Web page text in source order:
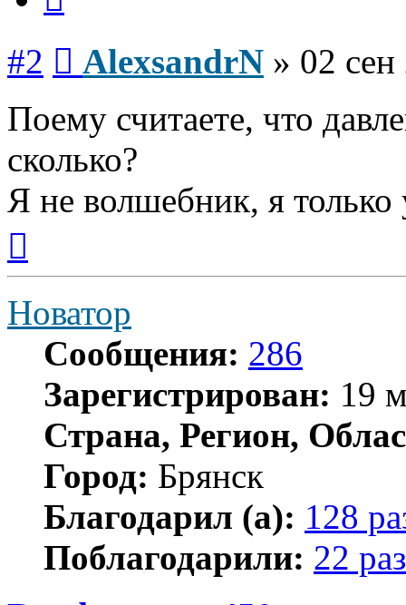
#2 AlexsandrN » 02
Поему считаете, что
сколько?
Я не волшебник, я только
началу
Новатор
Сообщения: 286
Зарегистрирован: 19
Страна, Регион,
Город: Брянск
Благодарил (а): 128
Поблагодарили: 22